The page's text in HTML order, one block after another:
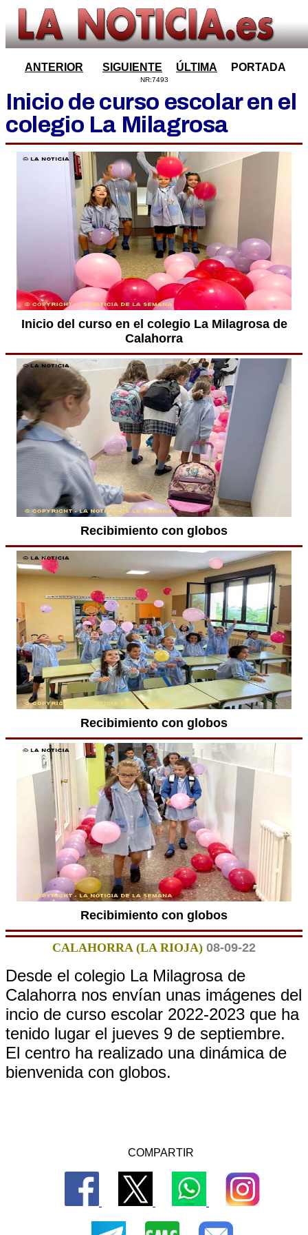
ANTERIOR SIGUIENTE ÚLTIMA PORTADA
NR:7493
Inicio de curso escolar en el
colegio La Milagrosa
Inicio del curso en el colegio La Milagrosa de
Calahorra
Recibimiento con globos
Recibimiento con globos
Recibimiento con globos
CALAHORRA (LA RIOJA) 08-09-22
Desde el colegio La Milagrosa de
Calahorra nos envían unas imágenes del
incio de curso escolar 2022-2023 que ha
tenido lugar el jueves 9 de septiembre.
El centro ha realizado una dinámica de
bienvenida con globos.
COMPARTIR